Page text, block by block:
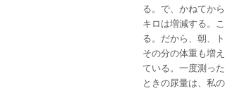
る。で、かねてか
キロは増減する。
る。だから、朝、
その分の体重も増
ている。一度測っ
ときの尿量は、私